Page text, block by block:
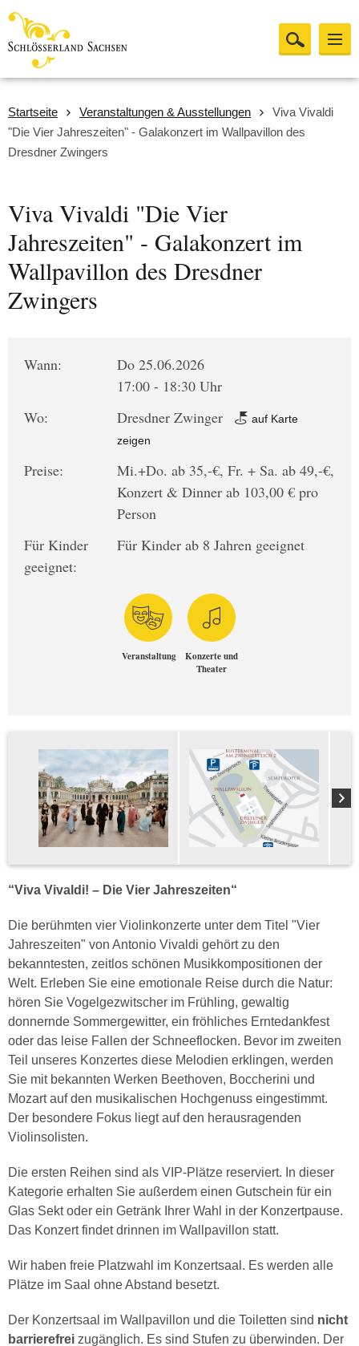
Startseite Veranstaltungen & Ausstellungen
Viva Vivaldi
"Die Vier Jahreszeiten" - Galakonzert im Wallpavillon des
Dresdner Zwingers
Viva Vivaldi "Die Vier
Jahreszeiten" - Galakonzert im
Wallpavillon des Dresdner
Zwingers
Wann:
Do 25.06.2026
17:00 - 18:30 Uhr
Wo:
Dresdner Zwinger
auf Karte
zeigen
Preise:
Mi.+Do. ab 35,-€, Fr. + Sa. ab 49,-€,
Konzert & Dinner ab 103,00 € pro
Person
Für Kinder
geeignet:
Für Kinder ab 8 Jahren geeignet
Veranstaltung
Konzerte und
Theater
“Viva Vivaldi! – Die Vier Jahreszeiten“
Die berühmten vier Violinkonzerte unter dem Titel "Vier
Jahreszeiten" von Antonio Vivaldi gehört zu den
bekanntesten, zeitlos schönen Musikkompositionen der
Welt. Erleben Sie eine emotionale Reise durch die Natur:
hören Sie Vogelgezwitscher im Frühling, gewaltig
donnernde Sommergewitter, ein fröhliches Erntedankfest
oder das leise Fallen der Schneeflocken. Bevor im zweiten
Teil unseres Konzertes diese Melodien erklingen, werden
Sie mit bekannten Werken Beethoven, Boccherini und
Mozart auf den musikalischen Hochgenuss eingestimmt.
Der besondere Fokus liegt auf den herausragenden
Violinsolisten.
Die ersten Reihen sind als VIP-Plätze reserviert. In dieser
Kategorie erhalten Sie außerdem einen Gutschein für ein
Glas Sekt oder ein Getränk Ihrer Wahl in der Konzertpause.
Das Konzert findet drinnen im Wallpavillon statt.
Wir haben freie Platzwahl im Konzertsaal. Es werden alle
Plätze im Saal ohne Abstand besetzt.
Der Konzertsaal im Wallpavillon und die Toiletten sind nicht
barrierefrei zugänglich. Es sind Stufen zu überwinden. Der